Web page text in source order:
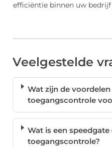
efficiëntie binnen uw bedrijf
Veelgestelde
Wat zijn de
toegangscontrole
Wat is een
toegangscontrole?